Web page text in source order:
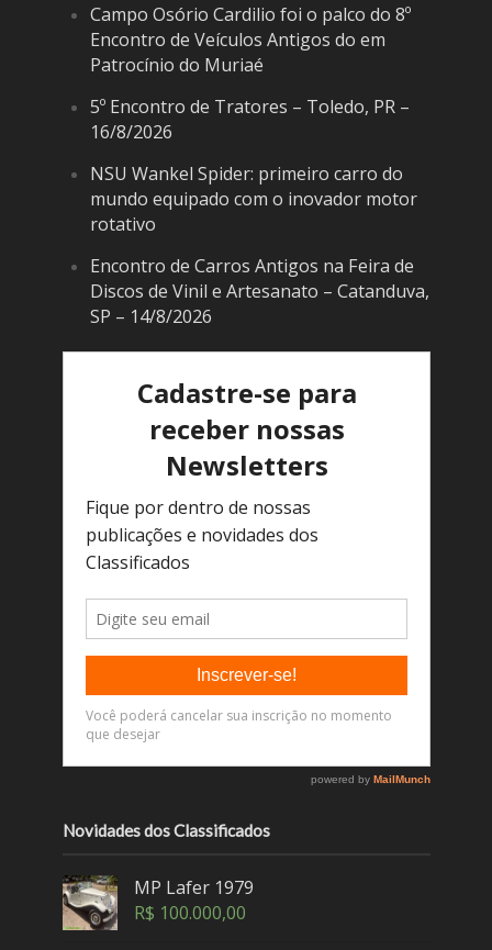
Campo Osório Cardilio foi o palco do 8º
Encontro de Veículos Antigos do em
Patrocínio do Muriaé
5º Encontro de Tratores – Toledo, PR –
16/8/2026
NSU Wankel Spider: primeiro carro do
mundo equipado com o inovador motor
rotativo
Encontro de Carros Antigos na Feira de
Discos de Vinil e Artesanato – Catanduva,
SP – 14/8/2026
Novidades dos Classificados
MP Lafer 1979
R$ 100.000,00